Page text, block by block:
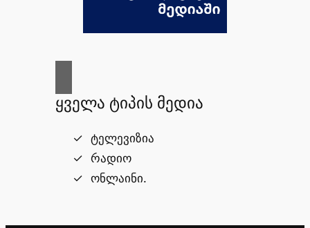
ყველა ტიპის მედია
ტელევიზია
რადიო
ონლაინი.